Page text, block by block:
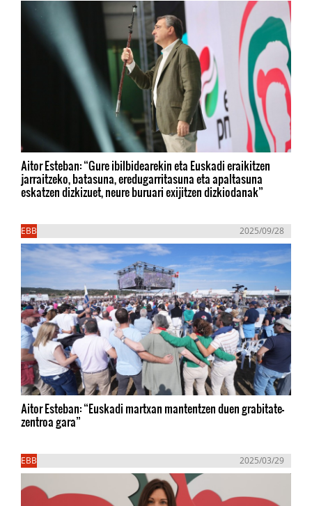
Aitor Esteban: “Gure ibilbidearekin eta Euskadi eraikitzen
jarraitzeko, batasuna, eredugarritasuna eta apaltasuna
eskatzen dizkizuet, neure buruari exijitzen dizkiodanak”
EBB 2025/09/28
Aitor Esteban: “Euskadi martxan mantentzen duen grabitate-
zentroa gara”
EBB 2025/03/29